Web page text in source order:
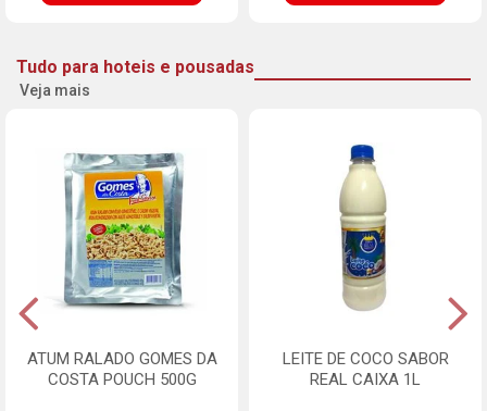
Tudo para hoteis e pousadas
Veja mais
ATUM RALADO GOMES DA
COSTA POUCH 500G
LEITE DE COCO SABOR
REAL CAIXA 1L